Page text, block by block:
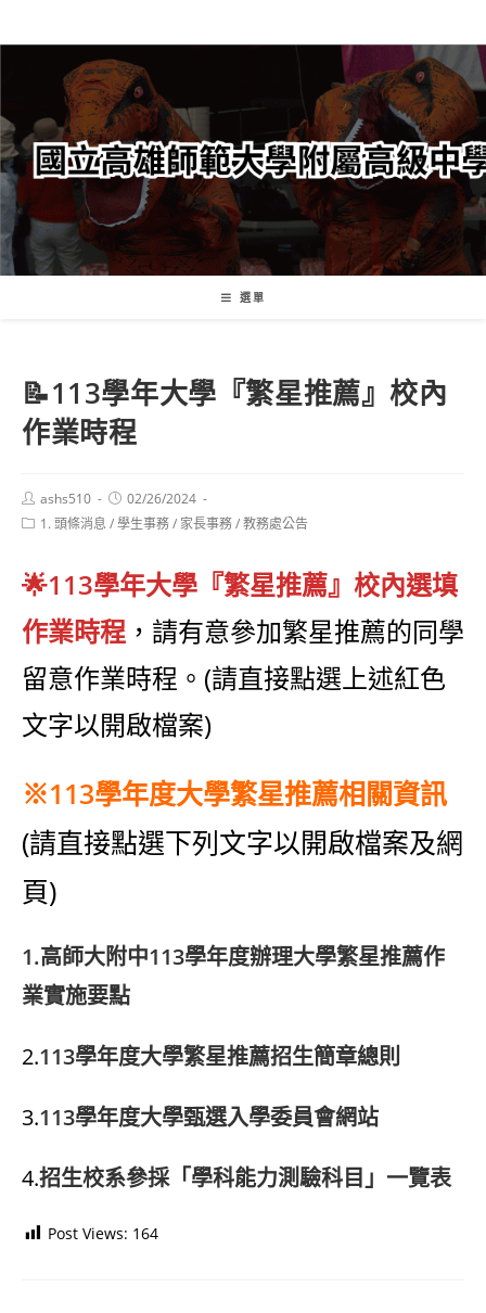
轉
要
內
容
選單
📝113學年大學『繁星推薦』校內
作業時程
Post
author:
ashs510
Post
published:
02/26/2024
Post1. 頭條消息 /學生事務/ 家長事務/教務處公告
🌟113學年大學『繁星推薦』校內選填
作業時程 ，請有意參加繁星推薦的同學
留意作業時程。(請直接點選上述紅色
文字以開啟檔案)
※113學年度大學繁星推薦相關資訊
(請直接點選下列文字以開啟檔案及網
頁)
1.高師大附中113學年度辦理大學繁星推薦作
業實施要點
2.113學年度大學繁星推薦招生簡章總則
3.113學年度大學甄選入學委員會網站
4.招生校系參採「學科能力測驗科目」一覽表
Post Views: 164